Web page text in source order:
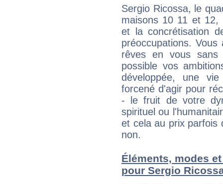
Sergio Ricossa, le
maisons 10 11 et 12,
et la concrétisation
préoccupations.
rêves en vous sans
possible vos
développée, une
forcené d'agir pour
- le fruit de votre
spirituel ou
et cela au prix parfois
non.
Éléments, modes
pour Sergio